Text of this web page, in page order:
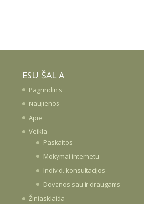
ESU ŠALIA
Pagrindinis
Naujienos
Apie
Veikla
Paskaitos
Mokymai internetu
Individ. konsultacijos
Dovanos sau ir draugams
Žiniasklaida